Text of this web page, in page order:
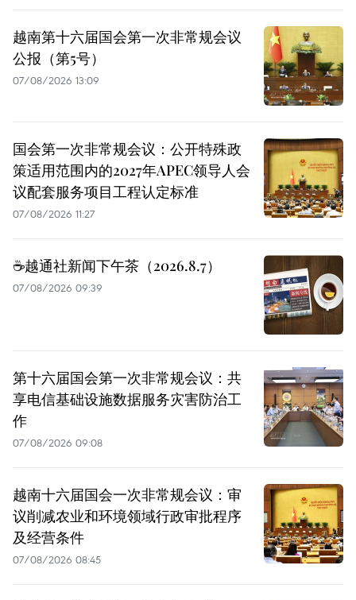
越南第十六届国会第一次非常规会议
公报（第5号）
07/08/2026 13:09
国会第一次非常规会议：公开特殊政
策适用范围内的2027年APEC领导人会
议配套服务项目工程认定标准
07/08/2026 11:27
☕️越通社新闻下午茶（2026.8.7）
07/08/2026 09:39
第十六届国会第一次非常规会议：共
享电信基础设施数据服务灾害防治工
作
07/08/2026 09:08
越南十六届国会一次非常规会议：审
议削减农业和环境领域行政审批程序
及经营条件
07/08/2026 08:45